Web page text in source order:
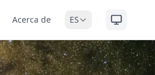
Acerca de ES